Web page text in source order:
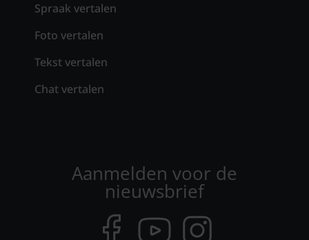
Spraak vertalen
Foto vertalen
Tekst vertalen
Chat vertalen
Aanmelden voor de
nieuwsbrief